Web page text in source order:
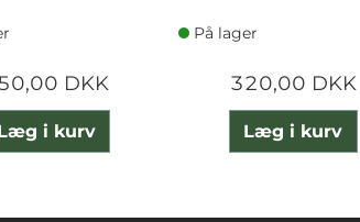
DKK
i kurv
På lager
320,00 DKK
Læg i kurv